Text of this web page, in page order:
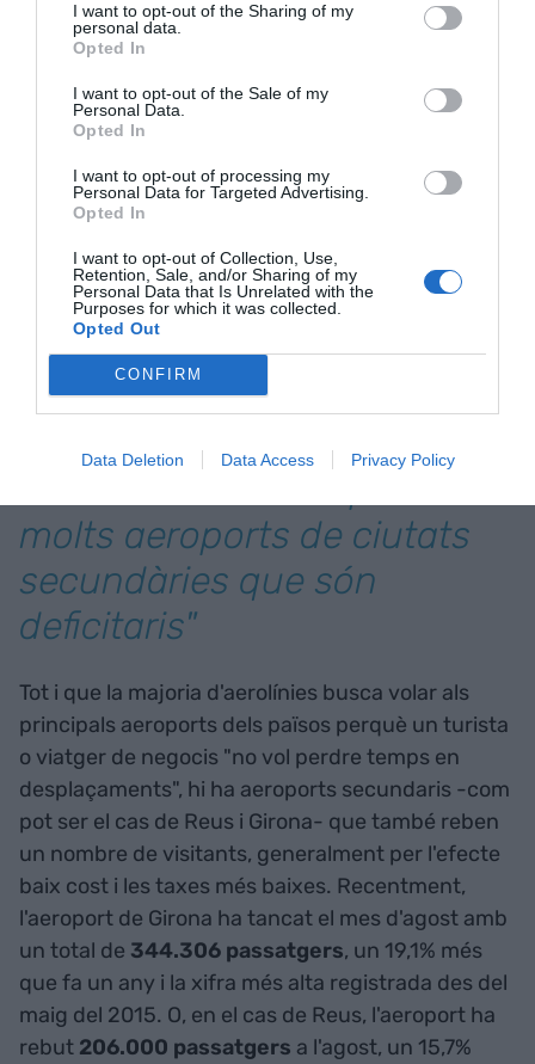
I want to opt-out of the Sharing of my
personal data.
Opted In
I want to opt-out of the Sale of my
Personal Data.
Opted In
I want to opt-out of processing my
Personal Data for Targeted Advertising.
Opted In
I want to opt-out of Collection, Use,
Retention, Sale, and/or Sharing of my
Personal Data that Is Unrelated with the
Purposes for which it was collected.
Opted Out
CONFIRM
Data Deletion Data Access Privacy Policy
A Espanya, l'aeroport de Barajas, Barcelona i
Palma de Mallorca ocupen el "podi" d'afluència de
passatgers. Per exemple, el madrileny va rebre
60,2 milions de persones durant el 2023, el
Alacant, Gran Canària i Tenerife Sud completen el
llistat. "A Espanya tenim un model de país amb
molts aeroports de ciutats secundàries que són
deficitaris", continua Ragàs. És a dir, costen de
mantenir molt més del que generen i ingressen.
Ragàs (Col·legi
d'Economistes): "A Espanya
molts aeroports de ciutats
secundàries que són
deficitaris"
Tot i que la majoria d'aerolínies busca volar als
principals aeroports dels països perquè un turista
o viatger de negocis "no vol perdre temps en
desplaçaments", hi ha aeroports secundaris -com
pot ser el cas de Reus i Girona- que també reben
un nombre de visitants, generalment per l'efecte
baix cost i les taxes més baixes. Recentment,
l'aeroport de Girona ha tancat el mes d'agost amb
un total de 344.306 passatgers, un 19,1% més
que fa un any i la xifra més alta registrada des del
maig del 2015. O, en el cas de Reus, l'aeroport ha
rebut 206.000 passatgers a l'agost, un 15,7%